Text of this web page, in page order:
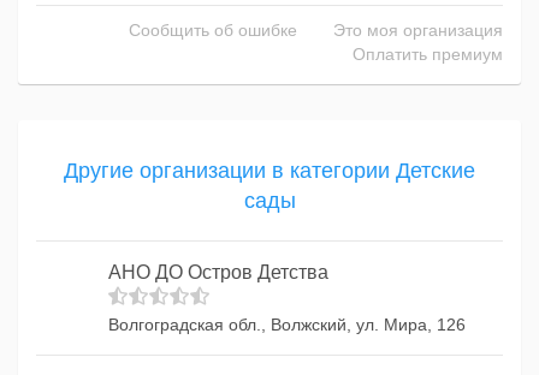
Сообщить об ошибке
Это моя организация
Оплатить премиум
Другие организации в категории Детские
сады
АНО ДО Остров Детства
Волгоградская обл., Волжский, ул. Мира, 126